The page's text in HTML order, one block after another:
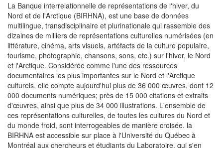
La Banque interrelationnelle de représentations de l'hiver, du
Nord et de l'Arctique (BIRHNA), est une base de données
multilingue, transdisciplinaire et plurinationale qui rassemble des
dizaines de milliers de représentations culturelles numérisées (en
littérature, cinéma, arts visuels, artéfacts de la culture populaire,
tourisme, photographie, chansons, sons, etc.) sur l'hiver, le Nord
et l'Arctique. Considérée comme l'une des ressources
documentaires les plus importantes sur le Nord et l'Arctique
culturels, elle compte aujourd'hui plus de 36 000 œuvres, dont 12
000 documents numériques; près de 15 000 citations et extraits
d'œuvres, ainsi que plus de 34 000 illustrations. L'ensemble de
ces représentations culturelles, de toutes les cultures du Nord et
du monde froid, sont interrogeables de manière croisée. la
BIRHNA est accessible sur place à l'Université du Québec à
Montréal aux chercheurs et étudiants du Laboratoire, qui s'en